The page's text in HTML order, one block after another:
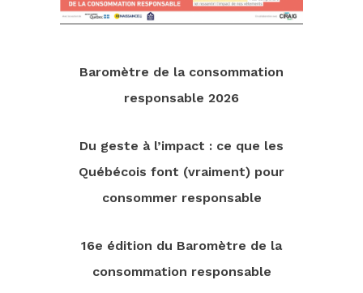
Baromètre de la consommation
responsable 2026
Du geste à l’impact : ce que les
Québécois font (vraiment) pour
consommer responsable
16e édition du Baromètre de la
consommation responsable